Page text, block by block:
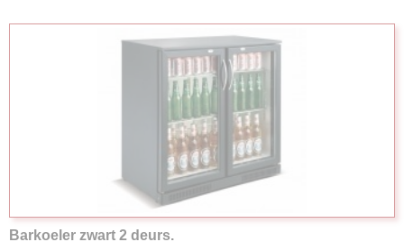
Barkoeler zwart 2 deurs.